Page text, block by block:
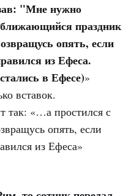
"Мне нужно
праздник
опять, если
из Ефеса.
в Ефесе)»
вставок.
так: «…а простился с
опять, если
из Ефеса»